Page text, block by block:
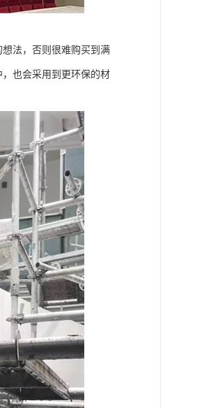
法，否则很难购买到满
也会采用到更环保的材